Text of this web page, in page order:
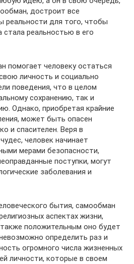
достроит все
реальности для того, чтобы
стала реальностью в его
помогает человеку остаться
личность и социально
поведения, что в целом
сохранению, так и
Однако, приобретая крайние
может быть опасен
и спасителен. Веря в
человек начинает
мерами безопасности,
поступки, могут
заболевания и
бытия, самообман
аспектах жизни,
также положительным оно будет
определить раз и
огромного числа жизненных
личности, которые в своем